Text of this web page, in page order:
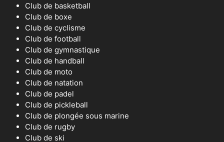
Club de basketball
Club de boxe
Club de cyclisme
Club de football
Club de gymnastique
Club de handball
Club de moto
Club de natation
Club de padel
Club de pickleball
Club de plongée sous marine
Club de rugby
Club de ski